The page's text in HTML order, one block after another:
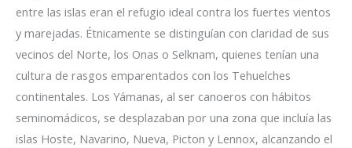
entre las islas eran el refugio ideal contra los fuertes vientos
y marejadas. Étnicamente se distinguían con claridad de sus
vecinos del Norte, los Onas o Selknam, quienes tenían una
cultura de rasgos emparentados con los Tehuelches
continentales. Los Yámanas, al ser canoeros con hábitos
semi­nomádicos, se desplazaban por una zona que incluía las
islas Hoste, Navarino, Nueva, Picton y Lennox, alcanzando el